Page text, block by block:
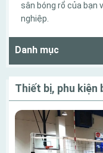
sân bóng rổ của bạn
nghiệp.
Danh mục
Thiết bị, phu kiện